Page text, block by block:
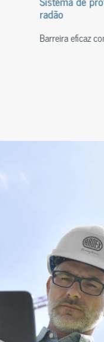
radão
Barreira eficaz